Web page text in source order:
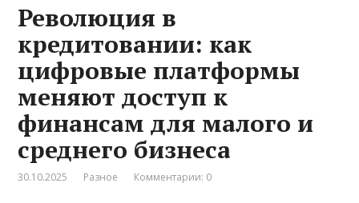
Революция в
кредитовании: как
цифровые платформы
меняют доступ к
финансам для малого и
среднего бизнеса
30.10.2025 Разное Комментарии: 0